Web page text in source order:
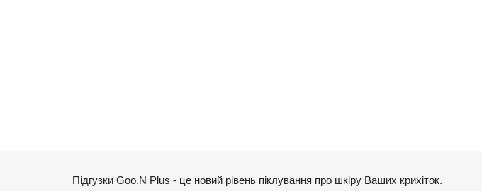
Підгузки Goo.N Plus - це новий рівень піклування про шкіру Ваших крихіток.